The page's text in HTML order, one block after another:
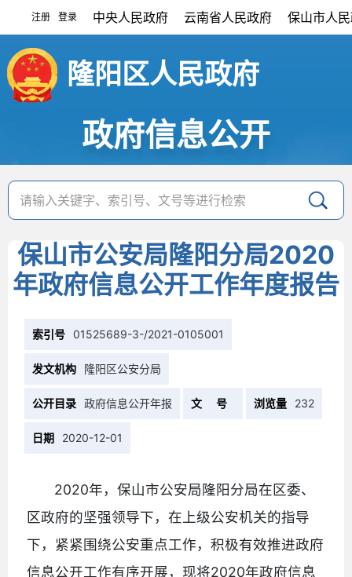
注册 登录 中央人民政府 云南省人民政府 保山市人
隆阳区人民政府
政府信息公开
保山市公安局隆阳分局2020
年政府信息公开工作年度报告
索引号 01525689-3-/2021-0105001
发文机构 隆阳区公安分局
公开目录 政府信息公开年报 文 号 浏览量 232
日期 2020-12-01
2020年，保山市公安局隆阳分局在区委、
区政府的坚强领导下，在上级公安机关的指导
下，紧紧围绕公安重点工作，积极有效推进政府
信息公开工作有序开展，现将2020年政府信息